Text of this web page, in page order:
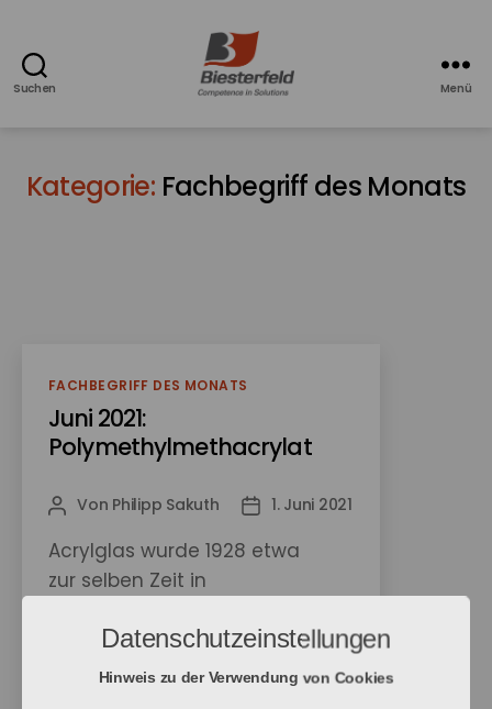
Suchen
bei
Biesterfeld
Menü
Kategorie: Fachbegriff des Monats
Kategorien
FACHBEGRIFF DES MONATS
Juni 2021:
Polymethylmethacrylat
Beitragsautor
Von Philipp Sakuth Veröffentlichungsdatum
1. Juni 2021
Acrylglas wurde 1928 etwa
zur selben Zeit in
und Spanien entwickelt. Die
ersten gegossenen
Datenschutzeinstellungen
Hinweis zu der Verwendung von Cookies